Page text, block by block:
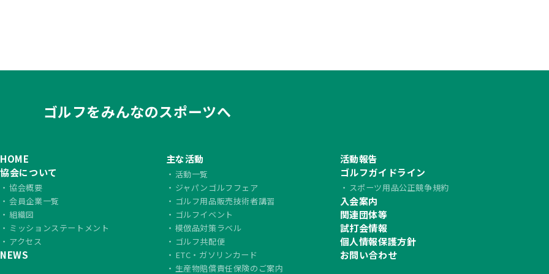
ゴルフをみんなのスポーツへ
HOME
協会について
協会概要
会員企業一覧
組織図
ミッションステートメント
アクセス
NEWS
主な活動
活動一覧
ジャパンゴルフフェア
ゴルフ用品販売技術者講習
ゴルフイベント
模倣品対策ラベル
ゴルフ共配便
ETC・ガソリンカード
生産物賠償責任保険のご案内
活動報告
ゴルフガイドライン
スポーツ用品公正競争規約
入会案内
関連団体等
試打会情報
個人情報保護方針
お問い合わせ